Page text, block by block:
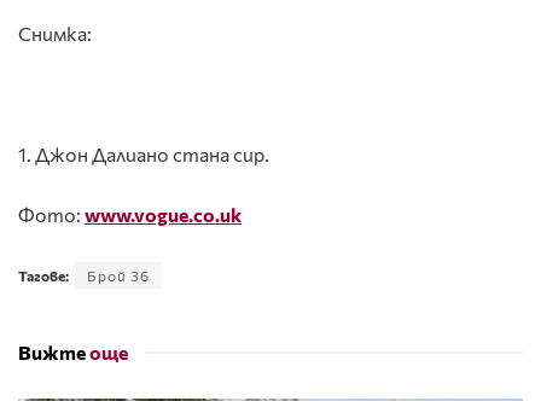
Снимка:
1. Джон Далиано стана сир.
Фото: www.vogue.co.uk
Тагове: Брой 36
Вижтеоще